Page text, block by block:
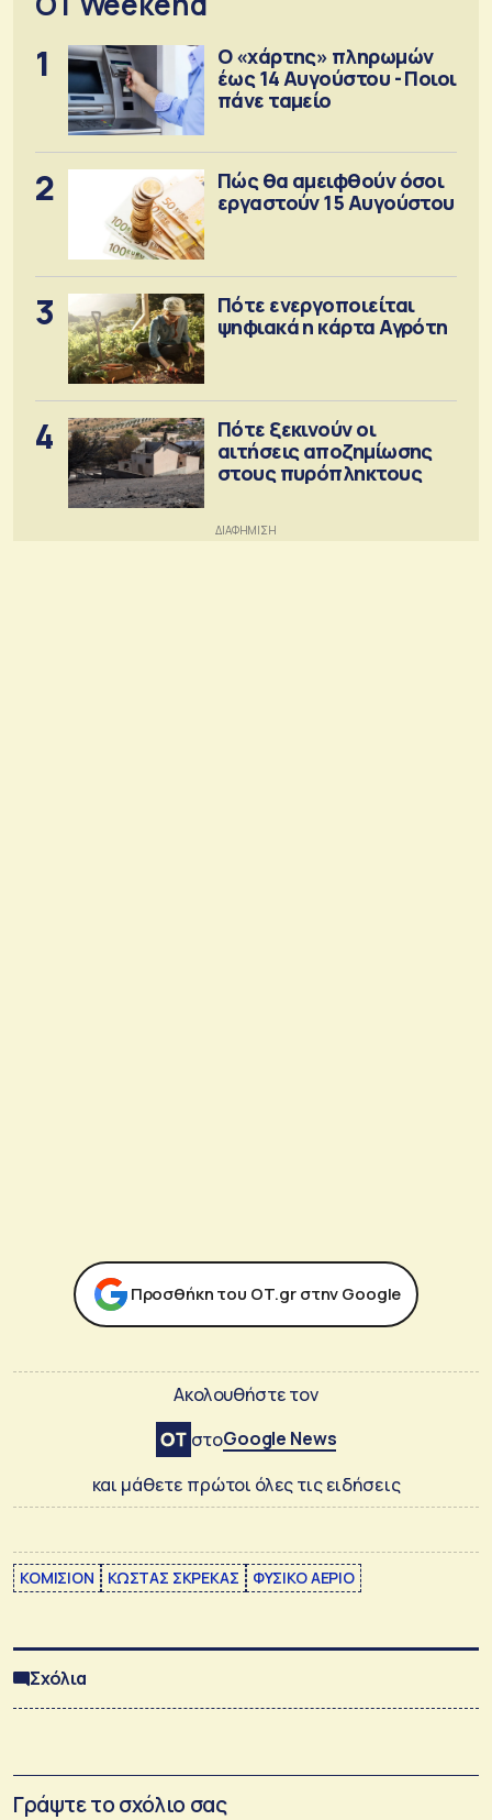
1
Ο «χάρτης» πληρωμών
έως 14 Αυγούστου - Ποιοι
πάνε ταμείο
2
Πώς θα αμειφθούν όσοι
εργαστούν 15 Αυγούστου
3
Πότε ενεργοποιείται
ψηφιακά η κάρτα Αγρότη
4
Πότε ξεκινούν οι
αιτήσεις αποζημίωσης
στους πυρόπληκτους
Προσθήκη του ΟΤ.gr στην Google
Ακολουθήστε τον
στοGoogle News
και μάθετε πρώτοι όλες τις ειδήσεις
ΚΟΜΙΣΙΟΝ ΚΩΣΤΑΣ ΣΚΡΕΚΑΣ ΦΥΣΙΚΟ ΑΕΡΙΟ
Σχόλια
Γράψτε το σχόλιο σας